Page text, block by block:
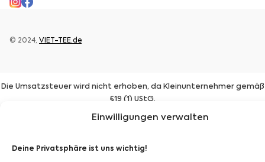
Einwilligungen verwalten
Deine Privatsphäre ist uns wichtig!
© 2024, VIET-TEE.de
Die Umsatzsteuer wird nicht erhoben, da Kleinunternehmer gemäß
§19 (1) UStG.